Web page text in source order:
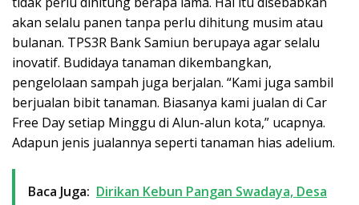
akan selalu panen tanpa perlu dihitung musim atau
bulanan. TPS3R Bank Samiun berupaya agar selalu
inovatif. Budidaya tanaman dikembangkan,
pengelolaan sampah juga berjalan. “Kami juga sambil
berjualan bibit tanaman. Biasanya kami jualan di Car
Free Day setiap Minggu di Alun-alun kota,” ucapnya.
Adapun jenis jualannya seperti tanaman hias adelium.
Baca Juga: Dirikan Kebun Pangan Swadaya, Desa